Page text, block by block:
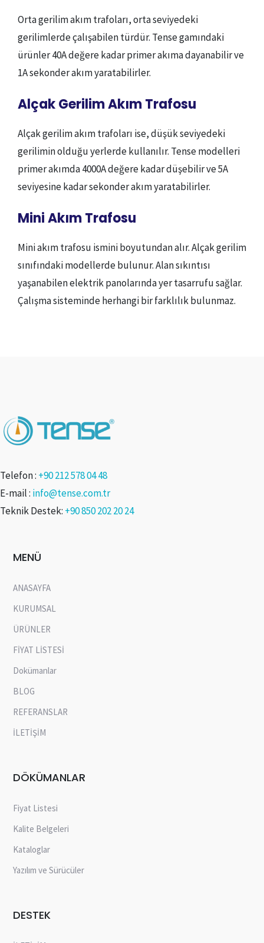
Orta gerilim akım trafoları, orta seviyedeki
gerilimlerde çalışabilen türdür. Tense gamındaki
ürünler 40A değere kadar primer akıma dayanabilir ve
1A sekonder akım yaratabilirler.
Alçak Gerilim Akım Trafosu
Alçak gerilim akım trafoları ise, düşük seviyedeki
gerilimin olduğu yerlerde kullanılır. Tense modelleri
primer akımda 4000A değere kadar düşebilir ve 5A
seviyesine kadar sekonder akım yaratabilirler.
Mini Akım Trafosu
Mini akım trafosu ismini boyutundan alır. Alçak gerilim
sınıfındaki modellerde bulunur. Alan sıkıntısı
yaşanabilen elektrik panolarında yer tasarrufu sağlar.
Çalışma sisteminde herhangi bir farklılık bulunmaz.
Telefon : +90 212 578 04 48
E-mail : info@tense.com.tr
Teknik Destek: +90 850 202 20 24
MENÜ
ANASAYFA
KURUMSAL
ÜRÜNLER
FİYAT LİSTESİ
Dokümanlar
BLOG
REFERANSLAR
İLETİŞİM
DÖKÜMANLAR
Fiyat Listesi
Kalite Belgeleri
Kataloglar
Yazılım ve Sürücüler
DESTEK